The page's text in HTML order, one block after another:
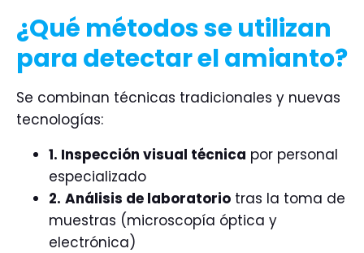
¿Qué métodos se utilizan
para detectar el amianto?
Se combinan técnicas tradicionales y nuevas
tecnologías:
1. Inspección visual técnica por personal
especializado
2. Análisis de laboratorio tras la toma de
muestras (microscopía óptica y
electrónica)